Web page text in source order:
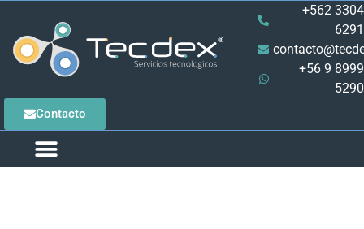
+562 3304
6291
+56 9 8999
5290
Contacto